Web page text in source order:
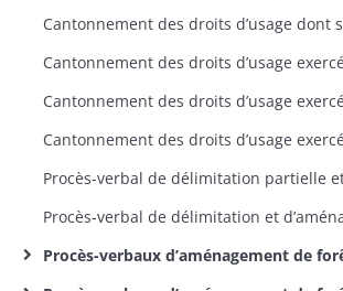
Procès-verbaux d’aménagement de